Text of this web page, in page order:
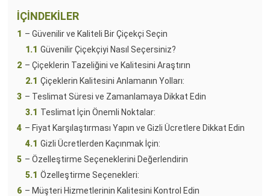
İÇİNDEKİLER
1 – Güvenilir ve Kaliteli Bir Çiçekçi Seçin
1.1 Güvenilir Çiçekçiyi Nasıl Seçersiniz?
2 – Çiçeklerin Tazeliğini ve Kalitesini Araştırın
2.1 Çiçeklerin Kalitesini Anlamanın Yolları:
3 – Teslimat Süresi ve Zamanlamaya Dikkat Edin
3.1 Teslimat İçin Önemli Noktalar:
4 – Fiyat Karşılaştırması Yapın ve Gizli Ücretlere Dikkat Edin
4.1 Gizli Ücretlerden Kaçınmak İçin:
5 – Özelleştirme Seçeneklerini Değerlendirin
5.1 Özelleştirme Seçenekleri:
6 – Müşteri Hizmetlerinin Kalitesini Kontrol Edin